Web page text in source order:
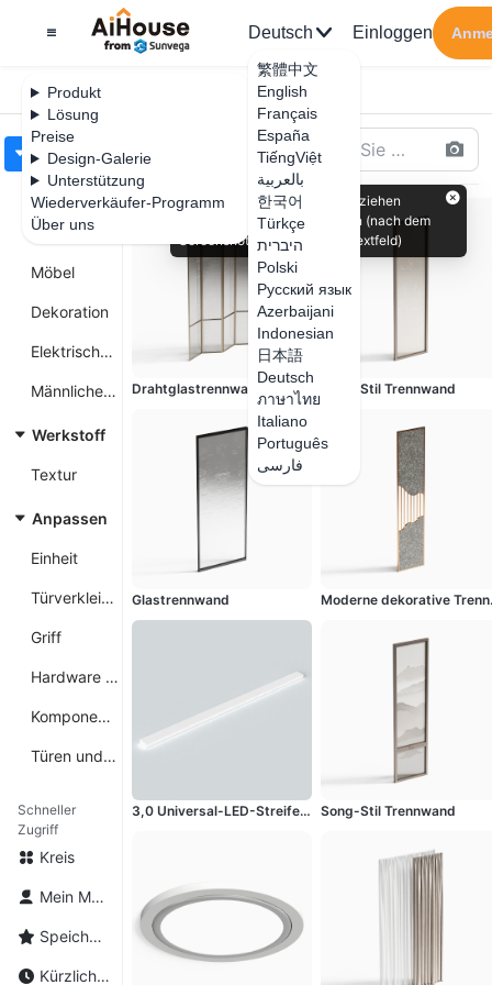
Produkt
Lösung
Preise
Design-Galerie
Unterstützung
Wiederverkäufer-Programm
Über uns
Deutsch
繁體中文
English
Français
España
TiếngViệt
بالعربية
한국어
Türkçe
היברית
Polski
Русский язык
Azerbaijani
Indonesian
日本語
Deutsch
ภาษาไทย
Italiano
Português
فارسی
Einloggen